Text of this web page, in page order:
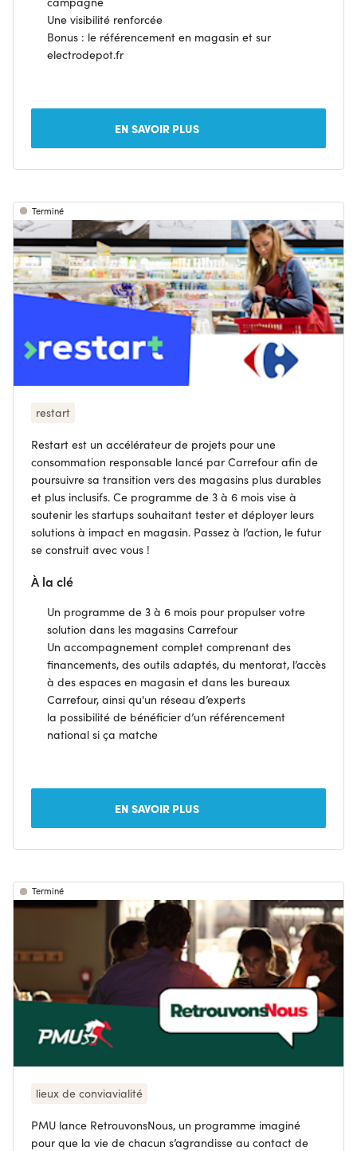
Une visibilité renforcée
Bonus : le référencement en magasin et sur
electrodepot.fr
EN SAVOIR PLUS
Terminé
restart
Restart est un accélérateur de projets pour une
consommation responsable lancé par Carrefour afin de
poursuivre sa transition vers des magasins plus durables
et plus inclusifs. Ce programme de 3 à 6 mois vise à
soutenir les startups souhaitant tester et déployer leurs
solutions à impact en magasin. Passez à l’action, le futur
se construit avec vous !
À la clé
Un programme de 3 à 6 mois pour propulser votre
solution dans les magasins Carrefour
Un accompagnement complet comprenant des
financements, des outils adaptés, du mentorat, l’accès
à des espaces en magasin et dans les bureaux
Carrefour, ainsi qu'un réseau d’experts
la possibilité de bénéficier d’un référencement
national si ça matche
EN SAVOIR PLUS
Terminé
lieux de conviavialité
PMU lance RetrouvonsNous, un programme imaginé
pour que la vie de chacun s’agrandisse au contact de